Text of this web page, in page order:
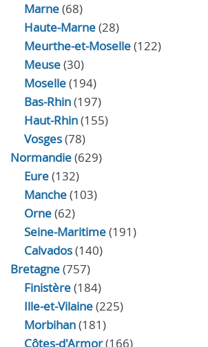
Marne(68)
Haute-Marne(28)
Meurthe-et-Moselle(122)
Meuse(30)
Moselle(194)
Bas-Rhin(197)
Haut-Rhin(155)
Vosges(78)
Normandie(629)
Eure(132)
Manche(103)
Orne(62)
Seine-Maritime(191)
Calvados(140)
Bretagne(757)
Finistère(184)
Ille-et-Vilaine(225)
Morbihan(181)
Côtes-d'Armor(166)